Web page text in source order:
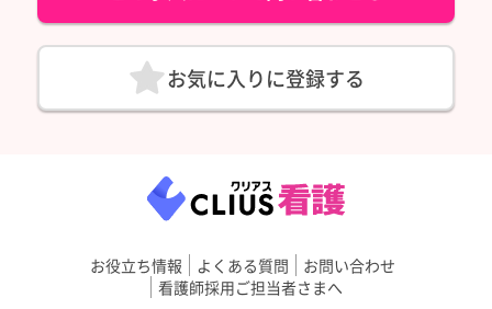
お気に入りに登録する
お役立ち情報 よくある質問
お問い合わせ
看護師採用ご担当者さまへ